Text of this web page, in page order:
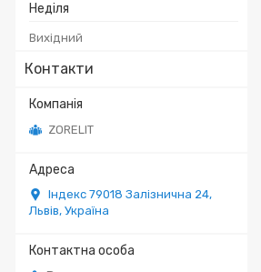
Неділя
Вихідний
Контакти
ZORELIT
Індекс 79018 Залізнична 24,
Львів, Україна